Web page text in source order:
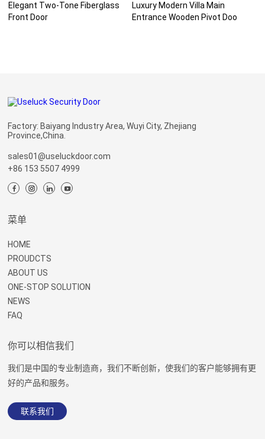
Elegant Two-Tone Fiberglass
Front Door
Luxury Modern Villa Main
Entrance Wooden Pivot Doo
Factory: Baiyang Industry Area, Wuyi City, Zhejiang
Province,China.
sales01@useluckdoor.com
+86 153 5507 4999
菜单
HOME
PROUDCTS
ABOUT US
ONE-STOP SOLUTION
NEWS
FAQ
你可以相信我们
我们是中国的专业制造商，我们不断创新，使我们的客户能够拥有更
好的产品和服务。
联系我们